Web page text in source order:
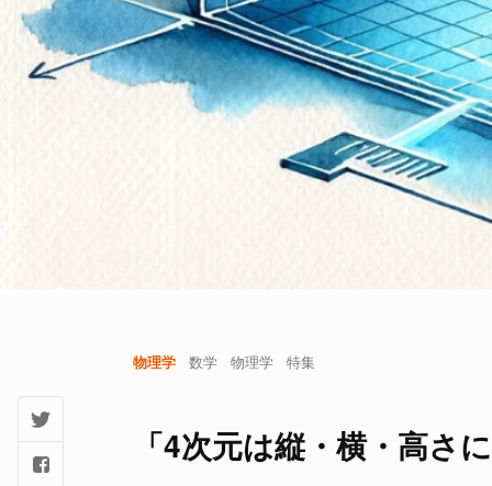
物理学 数学 物理学 特集
「4次元は縦・横・高さ